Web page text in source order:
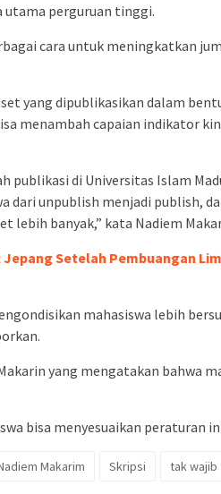
perguruan tinggi.
cara untuk meningkatkan
yang dipublikasikan dalam
menambah capaian indikator
publikasi di Universitas Islam
dari unpublish menjadi publish,
lebih banyak,” kata Nadiem
Setelah Pembuangan
mahasiswa lebih
yang mengatakan bahwa
bisa menyesuaikan peraturan
Makarim Skripsi tak wajib